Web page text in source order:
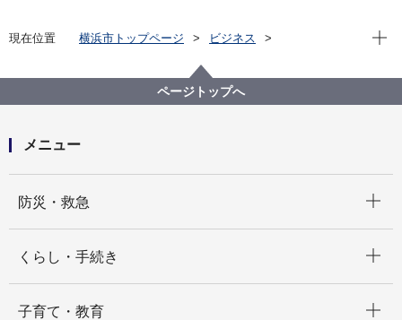
現在位置 横浜市トップページ
ビジネス
平成２４年8月 市場月報
現在
ページトップへ
メニュー
防災・救急
くらし・手続き
子育て・教育